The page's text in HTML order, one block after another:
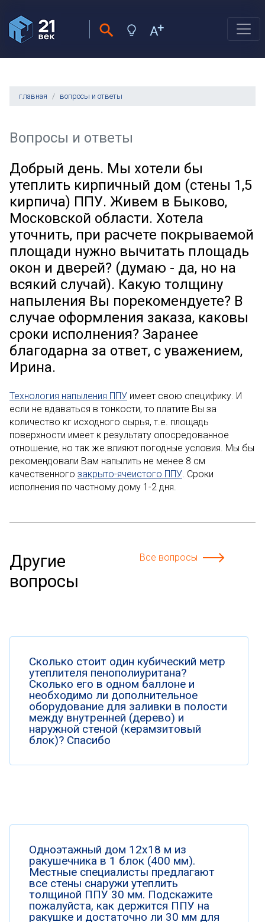
главная вопросы и ответы
Вопросы и ответы
Добрый день. Мы хотели бы
утеплить кирпичный дом (стены 1,5
кирпича) ППУ. Живем в Быково,
Московской области. Хотела
уточнить, при расчете покрываемой
площади нужно вычитать площадь
окон и дверей? (думаю - да, но на
всякий случай). Какую толщину
напыления Вы порекомендуете? В
случае оформления заказа, каковы
сроки исполнения? Заранее
благодарна за ответ, с уважением,
Ирина.
Технология напыления ППУ имеет свою специфику. И
если не вдаваться в тонкости, то платите Вы за
количество кг исходного сырья, т.е. площадь
поверхности имеет к результату опосредованное
отношение, но так же влияют погодные условия. Мы бы
рекомендовали Вам напылить не менее 8 см
качественного закрыто-ячеистого ППУ. Сроки
исполнения по частному дому 1-2 дня.
Другие
вопросы
Все вопросы
Сколько стоит один кубический метр
утеплителя пенополиуритана?
Сколько его в одном баллоне и
необходимо ли дополнительное
оборудование для заливки в полости
между внутренней (дерево) и
наружной стеной (керамзитовый
блок)? Спасибо
Одноэтажный дом 12х18 м из
ракушечника в 1 блок (400 мм).
Местные специалисты предлагают
все стены снаружи утеплить
толщиной ППУ 30 мм. Подскажите
пожалуйста, как держится ППУ на
ракушке и достаточно ли 30 мм для